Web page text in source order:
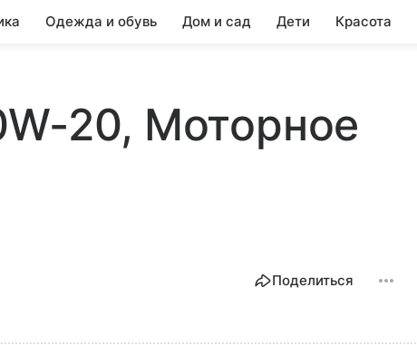
Одежда и обувь Дом и сад Дети Красота
20, Моторное
Поделиться